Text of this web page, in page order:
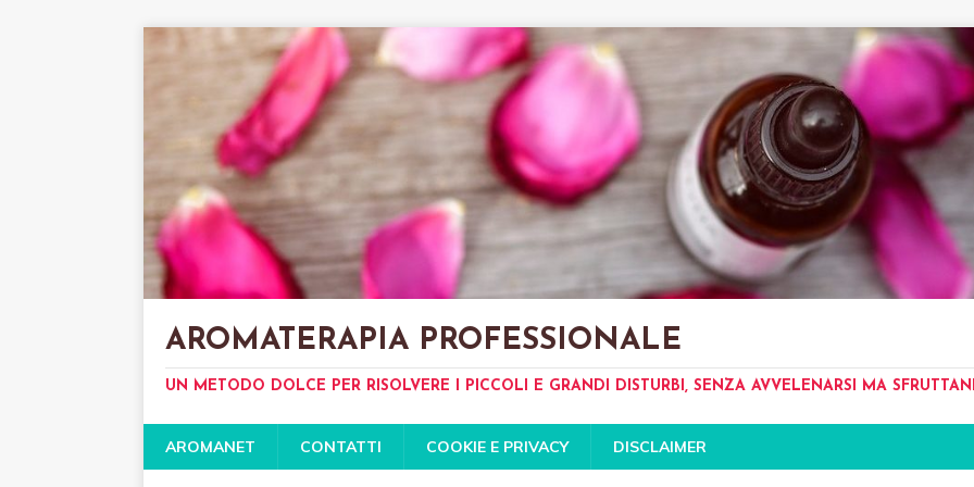
AROMATERAPIA PROFESSIONALE
UN METODO DOLCE PER RISOLVERE I PICCOLI E GRANDI DISTURBI, SENZA AVVELENARSI MA
AROMANET CONTATTI COOKIE E PRIVACY DISCLAIMER